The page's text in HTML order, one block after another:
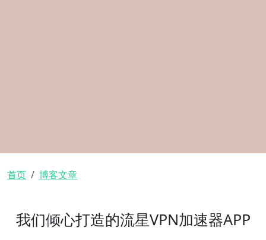
面包屑
首页 博客文章
我们倾心打造的流星VPN加速器APP